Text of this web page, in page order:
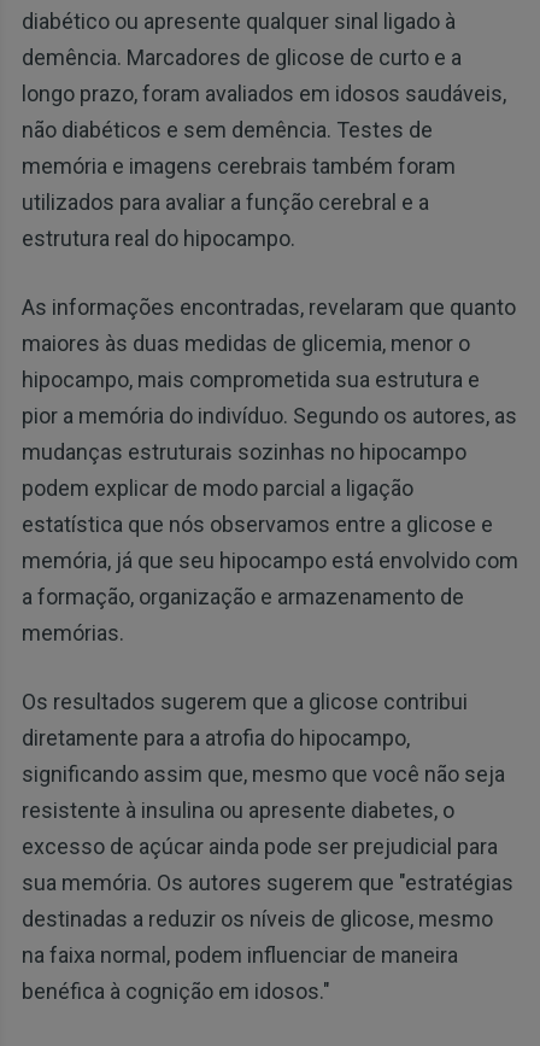
diabético ou apresente qualquer sinal ligado à
demência. Marcadores de glicose de curto e a
longo prazo, foram avaliados em idosos saudáveis,
não diabéticos e sem demência. Testes de
memória e imagens cerebrais também foram
utilizados ​​para avaliar a função cerebral e a
estrutura real do hipocampo.
As informações encontradas, revelaram que quanto
maiores às duas medidas de glicemia, menor o
hipocampo, mais comprometida sua estrutura e
pior a memória do indivíduo. Segundo os autores, as
mudanças estruturais sozinhas no hipocampo
podem explicar de modo parcial a ligação
estatística que nós observamos entre a glicose e
memória, já que seu hipocampo está envolvido com
a formação, organização e armazenamento de
memórias.
Os resultados sugerem que a glicose contribui
diretamente para a atrofia do hipocampo,
significando assim que, mesmo que você não seja
resistente à insulina ou apresente diabetes, o
excesso de açúcar ainda pode ser prejudicial para
sua memória. Os autores sugerem que "estratégias
destinadas a reduzir os níveis de glicose, mesmo
na faixa normal, podem influenciar de maneira
benéfica à cognição em idosos."